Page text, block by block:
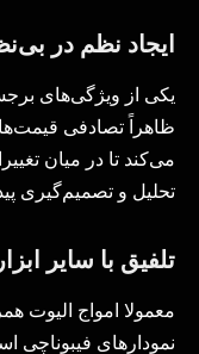
ایجاد نظم در
یکی از ویژگی‌های
ظاهراً تصادفی
می‌کند تا در میان
تحلیل و تصمیم‌گیری
تلفیق با سایر
معمولا امواج الیوت
نمودارهای فیبوناچی